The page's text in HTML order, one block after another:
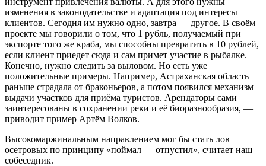
изменения в законодательстве и адаптация под интересы
клиентов. Сегодня им нужно одно, завтра — другое. В своём
проекте мы говорили о том, что 1 рубль, получаемый при
экспорте того же краба, мы способны превратить в 10 рублей,
если клиент приедет сюда и сам примет участие в рыбалке.
Конечно, нужно следить за выловом. Но есть уже
положительные примеры. Например, Астраханская область
раньше страдала от браконьеров, а потом появился механизм
выдачи участков для приёма туристов. Арендаторы сами
заинтересованы в сохранении реки и её биоразнообразия, —
приводит пример Артём Волков.
Высокомаржинальным направлением мог бы стать лов
осетровых по принципу «поймал — отпустил», считает наш
собеседник.